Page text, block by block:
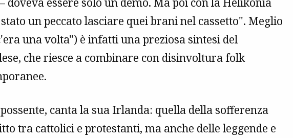
un peccato lasciare quei brani nel cassetto". Meglio
una volta") è infatti una preziosa sintesi del
che riesce a combinare con disinvoltura folk
canta la sua Irlanda: quella della sofferenza
tra cattolici e protestanti, ma anche delle leggende e